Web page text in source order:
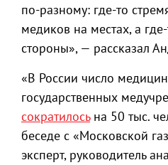
по-разному: где-то
медиков на местах, а
стороны», — рассказал
«В России число
государственных
сократилосьна 50 тыс.
беседе с «Московской
эксперт, руководитель